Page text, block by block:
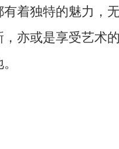
着独特的魅力，
亦或是享受艺术